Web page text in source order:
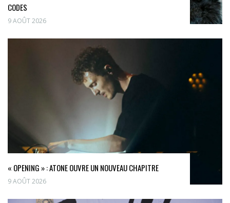
CODES
9 AOÛT 2026
« OPENING » : ATONE OUVRE UN NOUVEAU CHAPITRE
9 AOÛT 2026